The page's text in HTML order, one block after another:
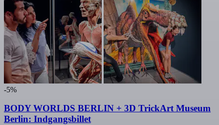
-5%
BODY WORLDS BERLIN + 3D TrickArt Museum
Berlin: Indgangsbillet